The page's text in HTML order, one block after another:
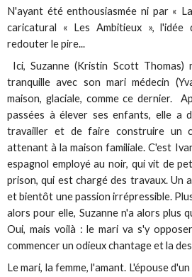
N'ayant été enthousiasmée ni par «
caricatural « Les Ambitieux »,
redouter le pire...
Ici, Suzanne (Kristin Scott Thomas)
tranquille avec son mari médecin
maison, glaciale, comme ce dernier.
passées à élever ses enfants, elle a
travailler et de faire construire un
attenant à la maison familiale. C'est
espagnol employé au noir, qui vit de
prison, qui est chargé des travaux. Un
et bientôt une passion irrépressible.
alors pour elle, Suzanne n'a alors plus
Oui, mais voilà : le mari va s'y
commencer un odieux chantage et la
Le mari, la femme, l'amant. L'épouse